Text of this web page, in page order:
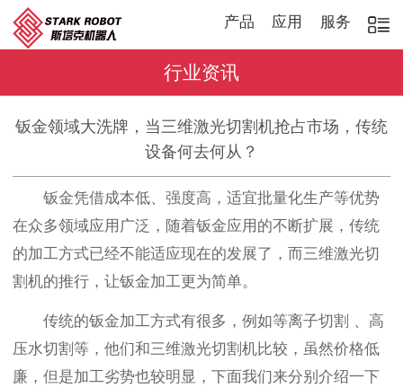
产品 应用 服务
行业资讯
钣金领域大洗牌，当三维激光切割机抢占市场，传统
设备何去何从？
钣金凭借成本低、强度高，适宜批量化生产等优势
在众多领域应用广泛，随着钣金应用的不断扩展，传统
的加工方式已经不能适应现在的发展了，而三维激光切
割机的推行，让钣金加工更为简单。
传统的钣金加工方式有很多，例如等离子切割 、高
压水切割等，他们和三维激光切割机比较，虽然价格低
廉，但是加工劣势也较明显，下面我们来分别介绍一下